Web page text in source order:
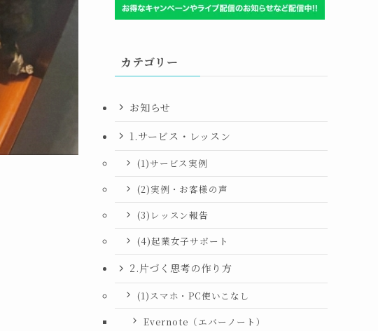
カテゴリー
お知らせ
1.サービス・レッスン
(1)サービス実例
(2)実例・お客様の声
(3)レッスン報告
(4)起業女子サポート
2.片づく思考の作り方
(1)スマホ・PC使いこなし
Evernote（エバーノート）